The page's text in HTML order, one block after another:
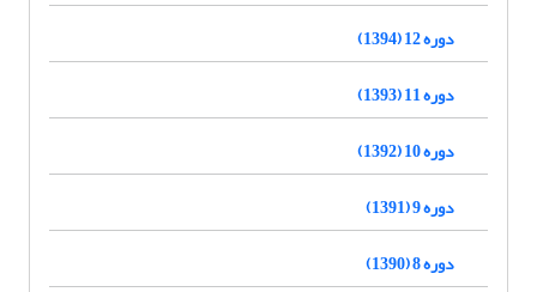
دوره 12 (1394)
دوره 11 (1393)
دوره 10 (1392)
دوره 9 (1391)
دوره 8 (1390)